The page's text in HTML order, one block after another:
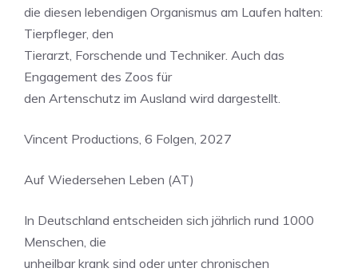
die diesen lebendigen Organismus am Laufen halten:
Tierpfleger, den
Tierarzt, Forschende und Techniker. Auch das
Engagement des Zoos für
den Artenschutz im Ausland wird dargestellt.
Vincent Productions, 6 Folgen, 2027
Auf Wiedersehen Leben (AT)
In Deutschland entscheiden sich jährlich rund 1000
Menschen, die
unheilbar krank sind oder unter chronischen